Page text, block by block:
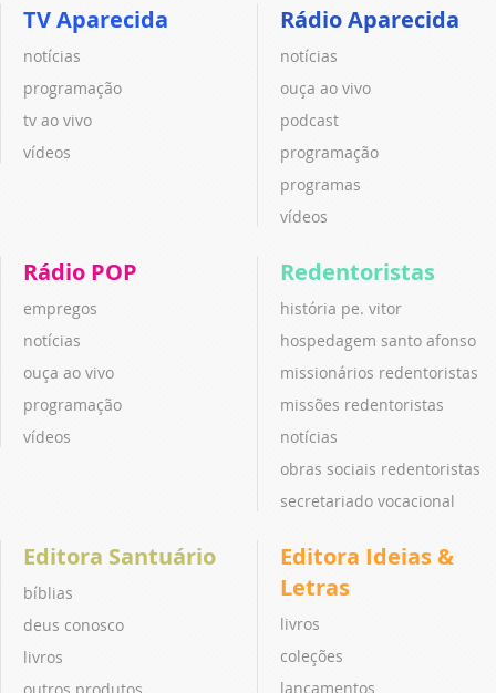
TV Aparecida
notícias
programação
tv ao vivo
vídeos
Rádio Aparecida
notícias
ouça ao vivo
podcast
programação
programas
vídeos
Rádio POP
empregos
notícias
ouça ao vivo
programação
vídeos
Redentoristas
história pe. vitor
hospedagem santo afonso
missionários redentoristas
missões redentoristas
notícias
obras sociais redentoristas
secretariado vocacional
Editora Santuário
bíblias
deus conosco
livros
Editora Ideias &
Letras
livros
coleções
lançamentos